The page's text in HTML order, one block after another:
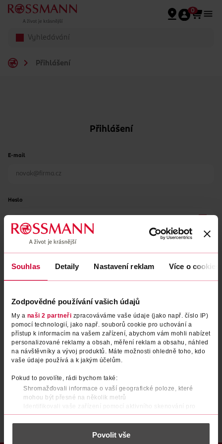
Souhlas Detaily Nastavení reklam Více o cookies
Zodpovědné používání vašich údajů
My a naši 2 partneři zpracováváme vaše údaje (jako např. číslo IP)
pomocí technologií, jako např. souborů cookie pro uchování a
přístup k informacím na vašem zařízení, abychom vám mohli nabízet
personalizované reklamy a obsah, měření reklam a obsahu, náhled
na návštěvníky a vývoj produktů. Máte možnosti ohledně toho, kdo
vaše údaje používá a k jakým účelům.
Pokud to povolíte, rádi bychom také:
Shromažďovali informace o vaší geografické poloze, které
mohou být přesné na několik metrů
Identifikovali vaše zařízení pomocí aktivního skenování pro
konkrétní charakteristiky (otisk prstu)
Zjistěte více o tom, jak zpracováváme vaše osobní údaje, a nastavte
části s podrobnostmi . Svůj souhlas můžete kdykoliv
Povolit vše
Přeskočit na hlavmní obsah
0
Přihlášení
Přihlášení
E-mail
Heslo
Zapomenuté heslo
PŘIHLÁSIT SE
Po registraci se stáváte členem ROSSMANN CLUBu a můžete čerpat výhody naplno. Zjistit více